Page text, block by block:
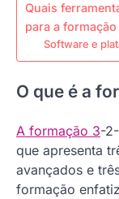
Quais
para a
Software e
O que é a
A formação 3-
que apresenta
avançados e
formação